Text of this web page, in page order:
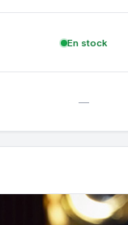
En stock
—